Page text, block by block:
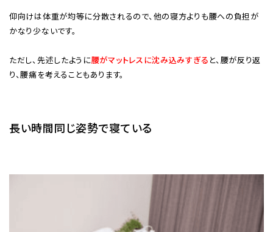
仰向けは体重が均等に分散されるので、他の寝方よりも腰への負担が
かなり少ないです。
ただし、先述したように腰がマットレスに沈み込みすぎる と、腰が反り返
り、腰痛を考えることもあります。
長い時間同じ姿勢で寝ている